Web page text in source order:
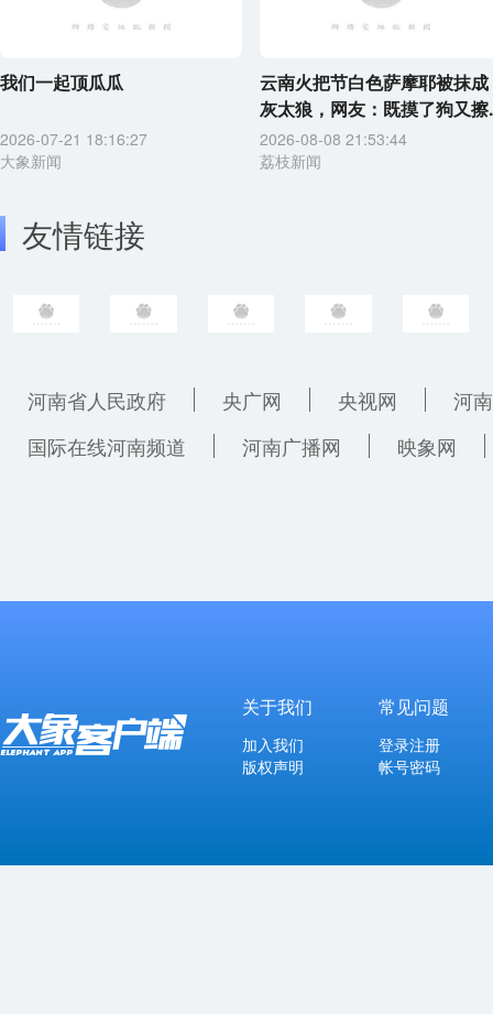
我们一起顶瓜瓜
2026-07-21 18:16:27
大象新闻
云南火把节白色萨摩耶被抹成
灰太狼，网友：既摸了狗又擦
2026-08-08 21:53:44
荔枝新闻
友情链接
河南省人民政府 央广网 央视网
河
国际在线河南频道
河南广播网 映象网
关于我们
加入我们
版权声明
常见问题
登录注册
帐号密码